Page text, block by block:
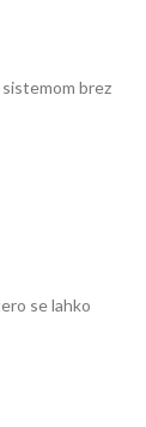
brez
se lahko